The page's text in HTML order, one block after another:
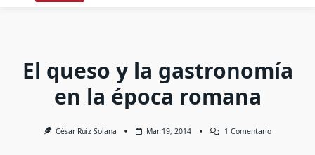
El queso y la gastronomía
en la época romana
César Ruiz Solana Mar 19, 2014 1 ComentarioEn